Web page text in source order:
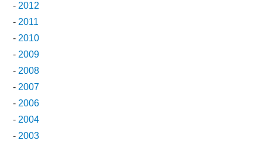
- 2012
- 2011
- 2010
- 2009
- 2008
- 2007
- 2006
- 2004
- 2003